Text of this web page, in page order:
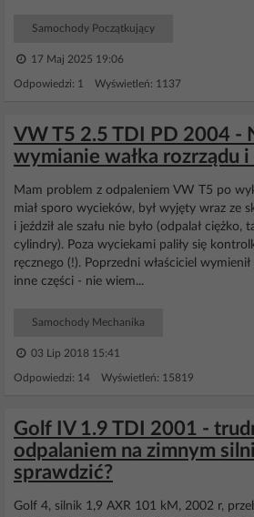
Samochody Początkujący
17 Maj 2025 19:06
Odpowiedzi: 1 Wyświetleń: 1137
VW T5 2.5 TDI PD 2004 -
wymianie wałka rozrządu
Mam problem z odpaleniem VW T5 po
miał sporo wycieków, był wyjęty wraz ze
i jeździł ale szału nie było (odpalał
cylindry). Poza wyciekami paliły się
ręcznego (!). Poprzedni właściciel
inne części - nie wiem...
Samochody Mechanika
03 Lip 2018 15:41
Odpowiedzi: 14 Wyświetleń: 15819
Golf IV 1.9 TDI 2001 -
odpalaniem na zimnym
sprawdzić?
Golf 4, silnik 1,9 AXR 101 kM, 2002 r,